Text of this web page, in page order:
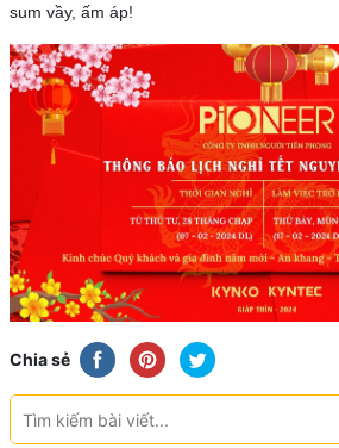
sum vầy, ấm áp!
Chia sẻ